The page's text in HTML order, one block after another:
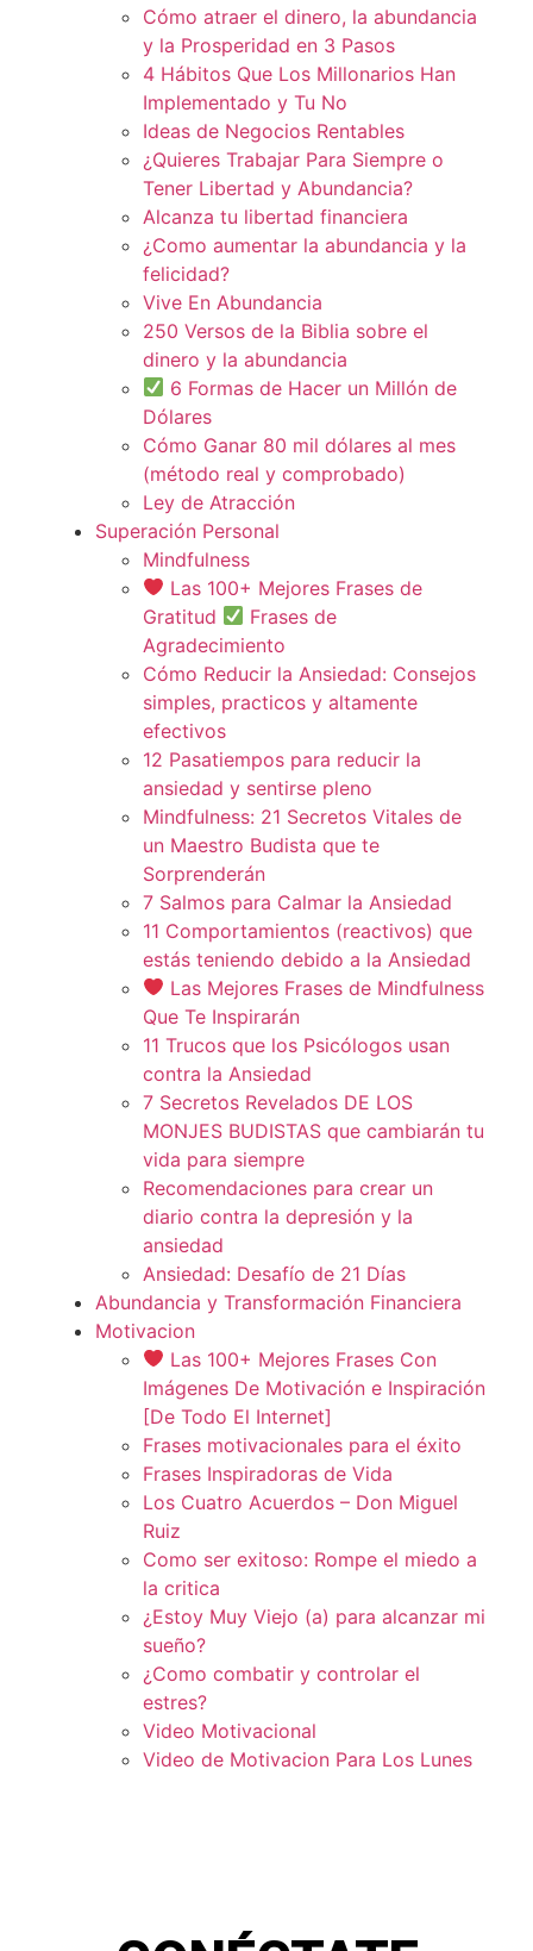
Cómo atraer el dinero, la abundancia
y la Prosperidad en 3 Pasos
4 Hábitos Que Los Millonarios Han
Implementado y Tu No
Ideas de Negocios Rentables
¿Quieres Trabajar Para Siempre o
Tener Libertad y Abundancia?
Alcanza tu libertad financiera
¿Como aumentar la abundancia y la
felicidad?
Vive En Abundancia
250 Versos de la Biblia sobre el
dinero y la abundancia
6 Formas de Hacer un Millón de
Dólares
Cómo Ganar 80 mil dólares al mes
(método real y comprobado)
Ley de Atracción
Superación Personal
Mindfulness
Las 100+ Mejores Frases de
Gratitud
Frases de
Agradecimiento
Cómo Reducir la Ansiedad: Consejos
simples, practicos y altamente
efectivos
12 Pasatiempos para reducir la
ansiedad y sentirse pleno
Mindfulness: 21 Secretos Vitales de
un Maestro Budista que te
Sorprenderán
7 Salmos para Calmar la Ansiedad
11 Comportamientos (reactivos) que
estás teniendo debido a la Ansiedad
Las Mejores Frases de Mindfulness
Que Te Inspirarán
11 Trucos que los Psicólogos usan
contra la Ansiedad
7 Secretos Revelados DE LOS
MONJES BUDISTAS que cambiarán tu
vida para siempre
Recomendaciones para crear un
diario contra la depresión y la
ansiedad
Ansiedad: Desafío de 21 Días
Abundancia y Transformación Financiera
Motivacion
Las 100+ Mejores Frases Con
Imágenes De Motivación e Inspiración
[De Todo El Internet]
Frases motivacionales para el éxito
Frases Inspiradoras de Vida
Los Cuatro Acuerdos – Don Miguel
Ruiz
Como ser exitoso: Rompe el miedo a
la critica
¿Estoy Muy Viejo (a) para alcanzar mi
sueño?
¿Como combatir y controlar el
estres?
Video Motivacional
Video de Motivacion Para Los Lunes